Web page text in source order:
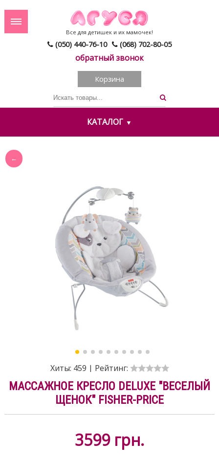
(050) 440-76-10 (068) 702-80-05
обратный звонок
Все для детишек и их мамочек!
Корзина
КАТАЛОГ
Хиты: 459 | Рейтинг:
МАССАЖНОЕ КРЕСЛО DELUXE "ВЕСЕЛЫЙ
ЩЕНОК" FISHER-PRICE
3599 грн.